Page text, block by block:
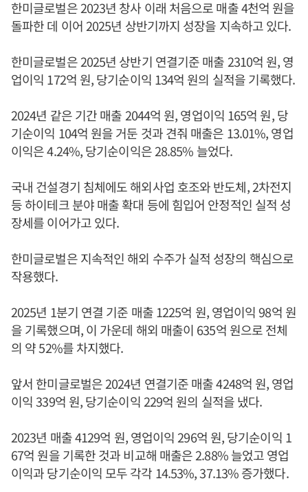
한미글로벌은 2023년 창사 이래 처음으로 매출 4천억 원을
돌파한 데 이어 2025년 상반기까지 성장을 지속하고 있다.
한미글로벌은 2025년 상반기 연결기준 매출 2310억 원, 영
업이익 172억 원, 당기순이익 134억 원의 실적을 기록했다.
2024년 같은 기간 매출 2044억 원, 영업이익 165억 원, 당
기순이익 104억 원을 거둔 것과 견줘 매출은 13.01%, 영업
이익은 4.24%, 당기순이익은 28.85% 늘었다.
국내 건설경기 침체에도 해외사업 호조와 반도체, 2차전지
등 하이테크 분야 매출 확대 등에 힘입어 안정적인 실적 성
장세를 이어가고 있다.
한미글로벌은 지속적인 해외 수주가 실적 성장의 핵심으로
작용했다.
2025년 1분기 연결 기준 매출 1225억 원, 영업이익 98억 원
을 기록했으며, 이 가운데 해외 매출이 635억 원으로 전체
의 약 52%를 차지했다.
앞서 한미글로벌은 2024년 연결기준 매출 4248억 원, 영업
이익 339억 원, 당기순이익 229억 원의 실적을 냈다.
2023년 매출 4129억 원, 영업이익 296억 원, 당기순이익 1
67억 원을 기록한 것과 비교해 매출은 2.88% 늘었고 영업
이익과 당기순이익 모두 각각 14.53%, 37.13% 증가했다.